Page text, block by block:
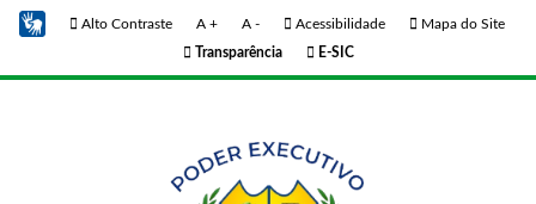
Alto Contraste A + A - Acessibilidade
Mapa do Site
Transparência
E-SIC